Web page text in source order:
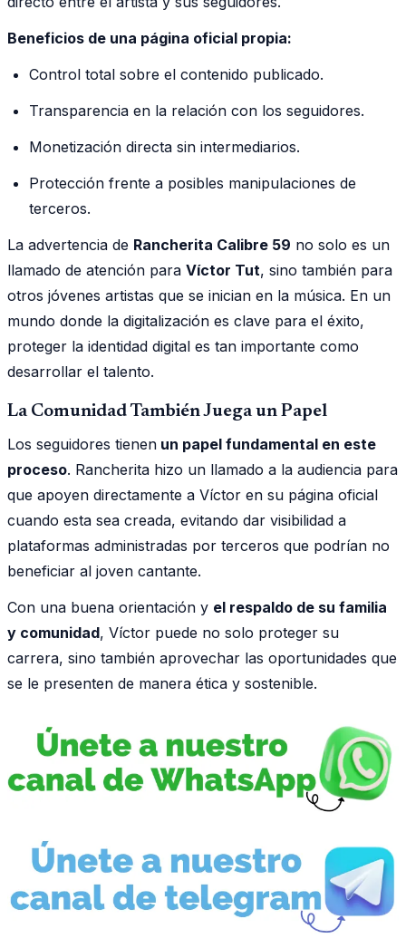
Beneficios de una página oficial propia:
Control total sobre el contenido publicado.
Transparencia en la relación con los seguidores.
Monetización directa sin intermediarios.
Protección frente a posibles manipulaciones de
terceros.
La advertencia de Rancherita Calibre 59 no solo es un
llamado de atención para Víctor Tut, sino también para
otros jóvenes artistas que se inician en la música. En un
mundo donde la digitalización es clave para el éxito,
proteger la identidad digital es tan importante como
desarrollar el talento.
La Comunidad También Juega un Papel
Los seguidores tienen un papel fundamental en este
proceso. Rancherita hizo un llamado a la audiencia para
que apoyen directamente a Víctor en su página oficial
cuando esta sea creada, evitando dar visibilidad a
plataformas administradas por terceros que podrían no
beneficiar al joven cantante.
Con una buena orientación y el respaldo de su familia
y comunidad, Víctor puede no solo proteger su
carrera, sino también aprovechar las oportunidades que
se le presenten de manera ética y sostenible.